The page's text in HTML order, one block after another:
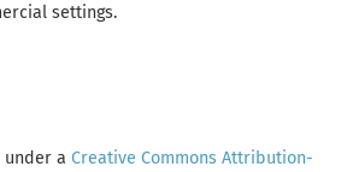
settings.
under a Creative Commons Attribution-